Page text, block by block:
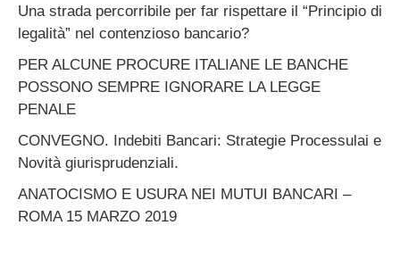
Una strada percorribile per far rispettare il “Principio di
legalità” nel contenzioso bancario?
PER ALCUNE PROCURE ITALIANE LE BANCHE
POSSONO SEMPRE IGNORARE LA LEGGE
PENALE
CONVEGNO. Indebiti Bancari: Strategie Processulai e
Novità giurisprudenziali.
ANATOCISMO E USURA NEI MUTUI BANCARI –
ROMA 15 MARZO 2019